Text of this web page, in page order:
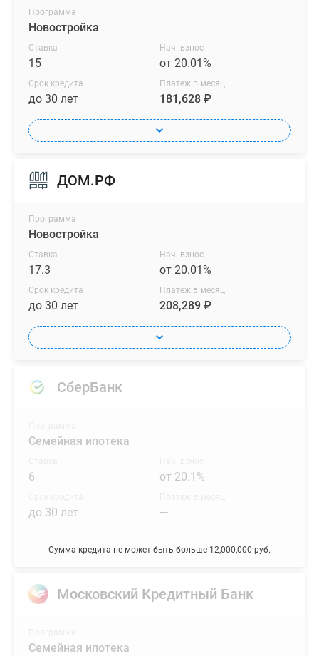
Программа
Новостройка
Ставка
15
Нач. взнос
от 20.01%
Срок кредита
до 30 лет
Платеж в месяц
181,628 ₽
ДОМ.РФ
Программа
Новостройка
Ставка
17.3
Нач. взнос
от 20.01%
Срок кредита
до 30 лет
Платеж в месяц
208,289 ₽
СберБанк
Сумма кредита не может быть больше 12,000,000 руб.
Семейная ипотека
6 от 20.1%
до 30 лет —
Московский Кредитный Банк
Семейная ипотека